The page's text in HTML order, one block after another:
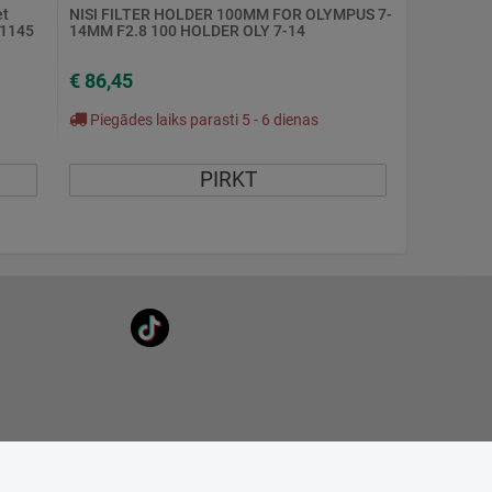
NISI FILTER HOLDER 100MM FOR OLYMPUS 7-
14MM F2.8 100 HOLDER OLY 7-14
€ 86,45
Piegādes laiks parasti 5 - 6 dienas
PIRKT